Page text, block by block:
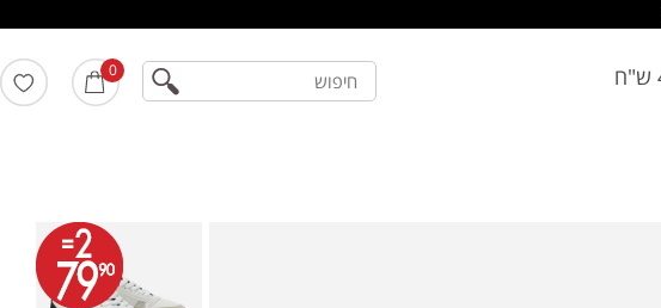
0 חיפוש